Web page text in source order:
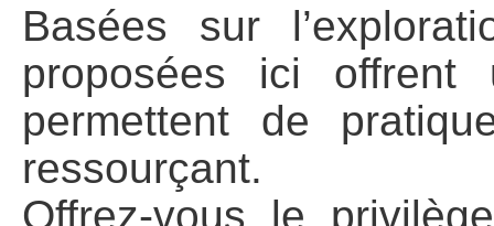
Basées sur
proposées ici offrent
permettent de
ressourçant.
Offrez-vous le